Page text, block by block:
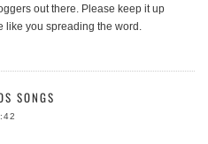
out there. Please keep it up
like you spreading the word.
SONGS